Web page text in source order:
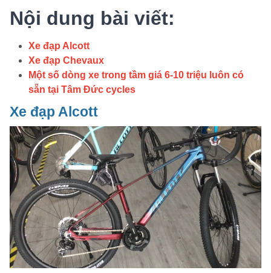
Nội dung bài viết:
Xe đạp Alcott
Xe đạp Chevaux
Một số dòng xe trong tầm giá 6-10 triệu luôn có
sẵn tại Tâm Đức cycles
Xe đạp Alcott